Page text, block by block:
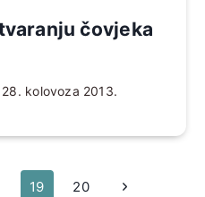
čovjeka
28. kolovoza 2013.
19 20 Sljedeća